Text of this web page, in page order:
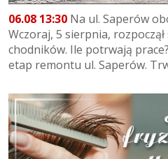
06.08 13:30 Na ul. Saperów
Wczoraj, 5 sierpnia,
chodników. Ile potrwają
etap remontu ul. Saperów.